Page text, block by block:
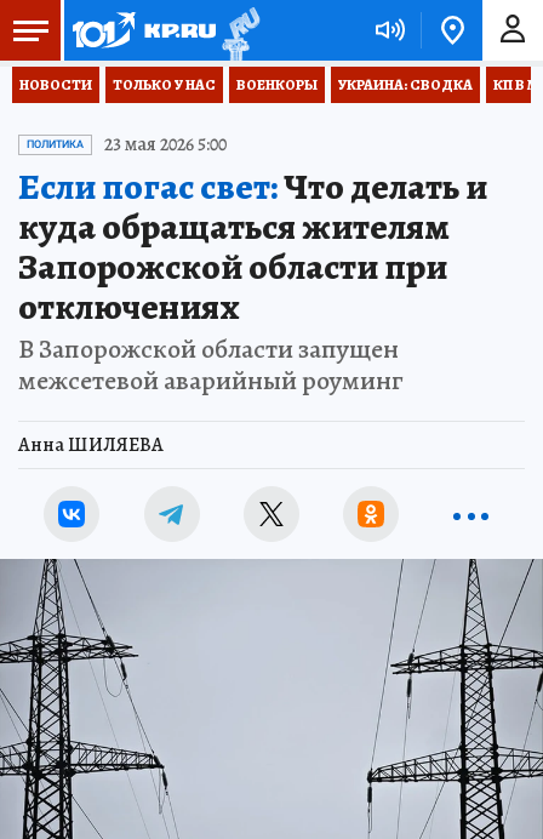
НОВОСТИ ТОЛЬКО У НАС ВОЕНКОРЫ УКРАИНА: СВОДКА КП В
ПОЛИТИКА 23 мая 2026 5:00
Если погас свет:Что делать и
куда обращаться жителям
Запорожской области при
отключениях
В Запорожской области запущен
межсетевой аварийный роуминг
Анна ШИЛЯЕВА